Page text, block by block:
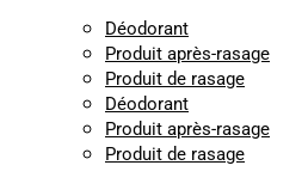
Déodorant
Produit après-rasage
Produit de rasage
Déodorant
Produit après-rasage
Produit de rasage